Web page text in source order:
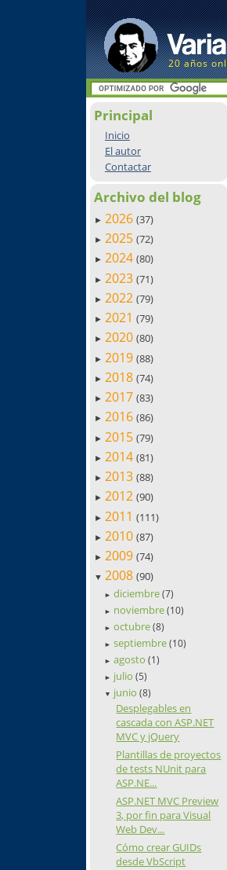
20 años
Principal
Inicio
El autor
Contactar
Archivo del blog
► 2026 (37)
► 2025 (72)
► 2024 (80)
► 2023 (71)
► 2022 (79)
► 2021 (79)
► 2020 (80)
► 2019 (88)
► 2018 (74)
► 2017 (83)
► 2016 (86)
► 2015 (79)
► 2014 (81)
► 2013 (88)
► 2012 (90)
► 2011 (111)
► 2010 (87)
► 2009 (74)
▼ 2008 (90)
► diciembre(7)
► noviembre(10)
► octubre(8)
► septiembre(10)
► agosto(1)
► julio(5)
▼ junio(8)
Desplegables en
cascada con ASP.NET
MVC y jQuery
Plantillas de proyectos
de tests NUnit para
ASP.NE...
ASP.NET MVC Preview
3, por fin para Visual
Web Dev...
Cómo crear GUIDs
desde VbScript